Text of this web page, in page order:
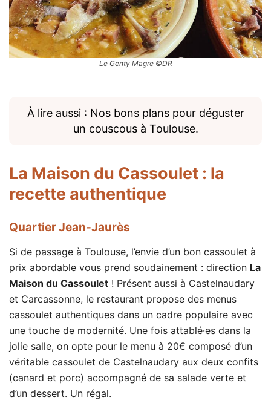
Le Genty Magre ©DR
À lire aussi : Nos bons plans pour déguster
un couscous à Toulouse.
La Maison du Cassoulet : la
recette authentique
Quartier Jean-Jaurès
Si de passage à Toulouse, l’envie d’un bon cassoulet à
prix abordable vous prend soudainement : direction La
Maison du Cassoulet ! Présent aussi à Castelnaudary
et Carcassonne, le restaurant propose des menus
cassoulet authentiques dans un cadre populaire avec
une touche de modernité. Une fois attablé·es dans la
jolie salle, on opte pour le menu à 20€ composé d’un
véritable cassoulet de Castelnaudary aux deux confits
(canard et porc) accompagné de sa salade verte et
d’un dessert. Un régal.